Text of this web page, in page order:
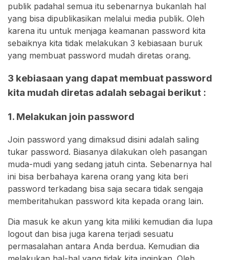
publik padahal semua itu sebenarnya bukanlah hal
yang bisa dipublikasikan melalui media publik. Oleh
karena itu untuk menjaga keamanan password kita
sebaiknya kita tidak melakukan 3 kebiasaan buruk
yang membuat password mudah diretas orang.
3 kebiasaan yang dapat membuat password
kita mudah diretas adalah sebagai berikut :
1. Melakukan join password
Join password yang dimaksud disini adalah saling
tukar password. Biasanya dilakukan oleh pasangan
muda-mudi yang sedang jatuh cinta. Sebenarnya hal
ini bisa berbahaya karena orang yang kita beri
password terkadang bisa saja secara tidak sengaja
memberitahukan password kita kepada orang lain.
Dia masuk ke akun yang kita miliki kemudian dia lupa
logout dan bisa juga karena terjadi sesuatu
permasalahan antara Anda berdua. Kemudian dia